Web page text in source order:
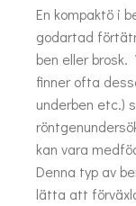
En kompaktö i
godartad
ben eller
finner ofta
underben etc.)
kan vara
Denna typ av
lätta att